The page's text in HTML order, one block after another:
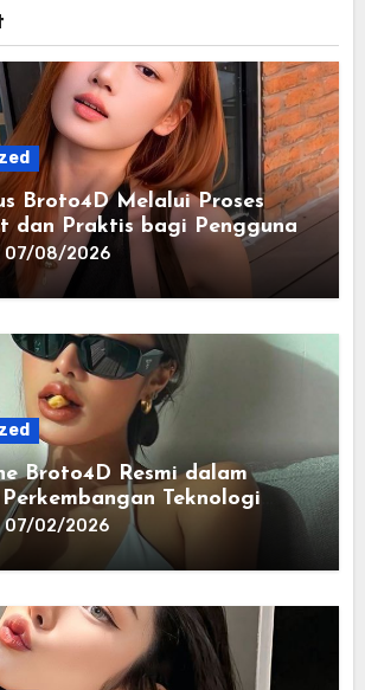
Broto4D Melalui Proses
dan Praktis bagi Pengguna
07/08/2026
Broto4D Resmi dalam
Teknologi
07/02/2026